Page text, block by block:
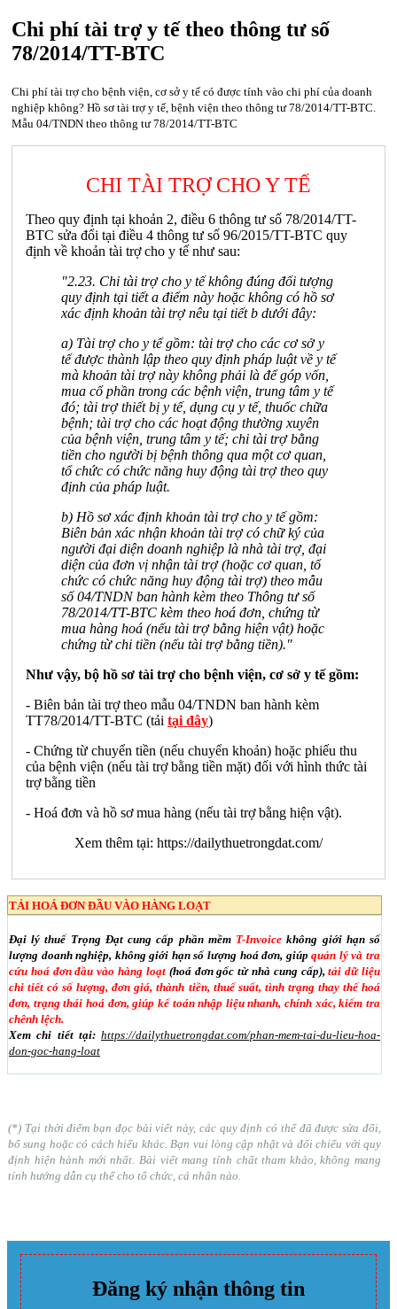
Chi phí tài trợ y tế theo thông tư số
78/2014/TT-BTC
Chi phí tài trợ cho bệnh viện, cơ sở y tế có được tính vào chi phí của doanh
nghiệp không? Hồ sơ tài trợ y tế, bệnh viện theo thông tư 78/2014/TT-BTC.
Mẫu 04/TNDN theo thông tư 78/2014/TT-BTC
CHI TÀI TRỢ CHO Y TẾ
Theo quy định tại khoản 2, điều 6 thông tư số 78/2014/TT-
BTC sửa đổi tại điều 4 thông tư số 96/2015/TT-BTC quy
định về khoản tài trợ cho y tế như sau:
"2.23. Chi tài trợ cho y tế không đúng đối tượng
quy định tại tiết a điểm này hoặc không có hồ sơ
xác định khoản tài trợ nêu tại tiết b dưới đây:
a) Tài trợ cho y tế gồm: tài trợ cho các cơ sở y
tế được thành lập theo quy định pháp luật về y tế
mà khoản tài trợ này không phải là để góp vốn,
mua cổ phần trong các bệnh viện, trung tâm y tế
đó; tài trợ thiết bị y tế, dụng cụ y tế, thuốc chữa
bệnh; tài trợ cho các hoạt động thường xuyên
của bệnh viện, trung tâm y tế; chi tài trợ bằng
tiền cho người bị bệnh thông qua một cơ quan,
tổ chức có chức năng huy động tài trợ theo quy
định của pháp luật.
b) Hồ sơ xác định khoản tài trợ cho y tế gồm:
Biên bản xác nhận khoản tài trợ có chữ ký của
người đại diện doanh nghiệp là nhà tài trợ, đại
diện của đơn vị nhận tài trợ (hoặc cơ quan, tổ
chức có chức năng huy động tài trợ) theo mẫu
số 04/TNDN ban hành kèm theo Thông tư số
78/2014/TT-BTC kèm theo hoá đơn, chứng từ
mua hàng hoá (nếu tài trợ bằng hiện vật) hoặc
chứng từ chi tiền (nếu tài trợ bằng tiền)."
Như vậy, bộ hồ sơ tài trợ cho bệnh viện, cơ sở y tế gồm:
- Biên bản tài trợ theo mẫu 04/TNDN ban hành kèm
TT78/2014/TT-BTC (tải tại đây)
- Chứng từ chuyển tiền (nếu chuyển khoản) hoặc phiếu thu
của bệnh viện (nếu tài trợ bằng tiền mặt) đối với hình thức tài
trợ bằng tiền
- Hoá đơn và hồ sơ mua hàng (nếu tài trợ bằng hiện vật).
Xem thêm tại: https://dailythuetrongdat.com/
TẢI HOÁ ĐƠN ĐẦU VÀO HÀNG LOẠT
Đại lý thuế Trọng Đạt cung cấp phần mềm T-Invoice không giới hạn số
lượng doanh nghiệp, không giới hạn số lượng hoá đơn, giúpquản lý và tra
cứu hoá đơn đầu vào hàng loạt(hoá đơn gốc từ nhà cung cấp),tải dữ liệu
chi tiết có số lượng, đơn giá, thành tiền, thuế suất, tình trạng thay thế hoá
đơn, trạng thái hoá đơn, giúp kế toán nhập liệu nhanh, chính xác, kiểm tra
chênh lệch.
Xem chi tiết tại: https://dailythuetrongdat.com/phan-mem-tai-du-lieu-hoa-
don-goc-hang-loat
(*) Tại thời điểm bạn đọc bài viết này, các quy định có thể đã được sửa đổi,
bổ sung hoặc có cách hiểu khác. Bạn vui lòng cập nhật và đối chiếu với quy
định hiện hành mới nhất. Bài viết mang tính chất tham khảo, không mang
tính hướng dẫn cụ thể cho tổ chức, cá nhân nào.
Đăng ký nhận thông tin